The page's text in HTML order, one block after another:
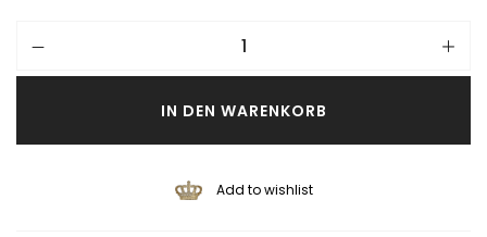
IN DEN WARENKORB
Add to wishlist